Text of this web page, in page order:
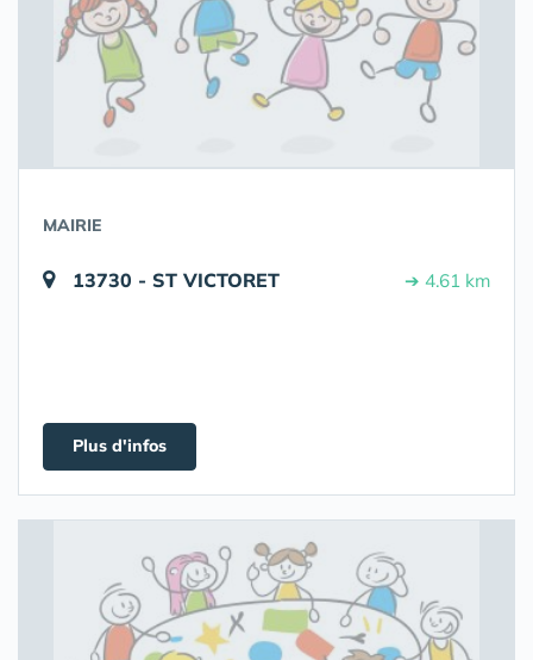
MAIRIE
13730 - ST VICTORET ➔ 4.61 km
Plus d'infos